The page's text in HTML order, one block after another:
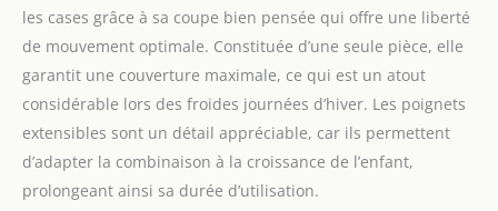
les cases grâce à sa coupe bien pensée qui offre une liberté
de mouvement optimale. Constituée d’une seule pièce, elle
garantit une couverture maximale, ce qui est un atout
considérable lors des froides journées d’hiver. Les poignets
extensibles sont un détail appréciable, car ils permettent
d’adapter la combinaison à la croissance de l’enfant,
prolongeant ainsi sa durée d’utilisation.